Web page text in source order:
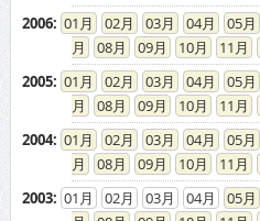
2006: 01 02 03 04 05
08
09 10 11
2005: 01 02 03 04 05
08
09 10 11
2004: 01 02 03 04 05
08
09 10 11
2003: 01 02 03 04 05